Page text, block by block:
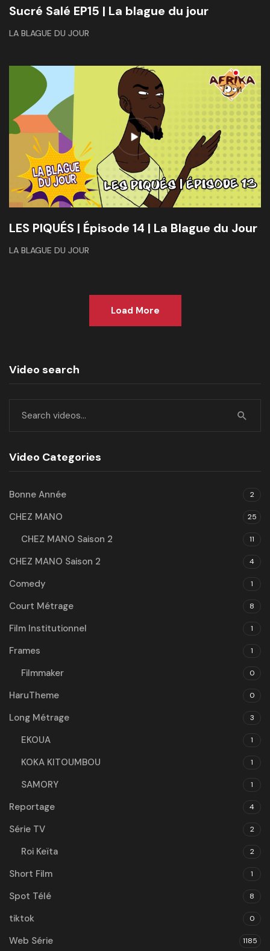
Sucré Salé EP15 | La blague du jour
LA BLAGUE DU JOUR
LES PIQUÉS | Épisode 14 | La Blague du Jour
LA BLAGUE DU JOUR
Load More
Video search
Video Categories
Bonne Année 2
CHEZ MANO 25
CHEZ MANO Saison 2 11
CHEZ MANO Saison 2 4
Comedy 1
Court Métrage 8
Film Institutionnel 1
Frames 1
Filmmaker 0
HaruTheme 0
Long Métrage 3
EKOUA 1
KOKA KITOUMBOU 1
SAMORY 1
Reportage 4
Série TV 2
Roi Keïta 2
Short Film 1
Spot Télé 8
tiktok 0
Web Série 1185